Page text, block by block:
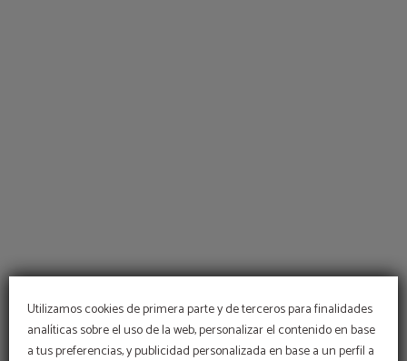
Utilizamos cookies de primera parte y de terceros para finalidades
analíticas sobre el uso de la web, personalizar el contenido en base
a tus preferencias, y publicidad personalizada en base a un perfil a